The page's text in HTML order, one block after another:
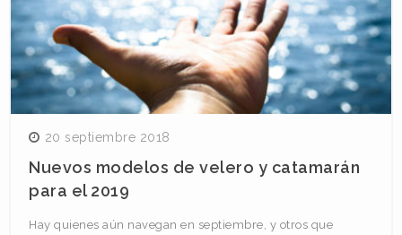
20 septiembre 2018
Nuevos modelos de velero y catamarán
para el 2019
Hay quienes aún navegan en septiembre, y otros que